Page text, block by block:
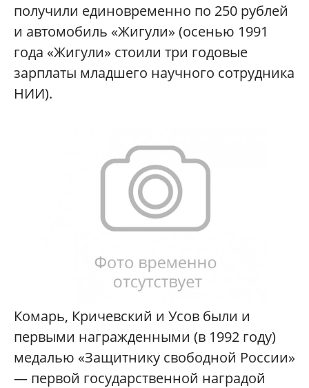
получили единовременно по 250 рублей
и автомобиль «Жигули» (осенью 1991
года «Жигули» стоили три годовые
зарплаты младшего научного сотрудника
НИИ).
Комарь, Кричевский и Усов были и
первыми награжденными (в 1992 году)
медалью «Защитнику свободной России»
— первой государственной наградой